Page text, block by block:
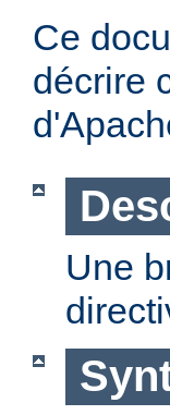
Ce
décrire
Une